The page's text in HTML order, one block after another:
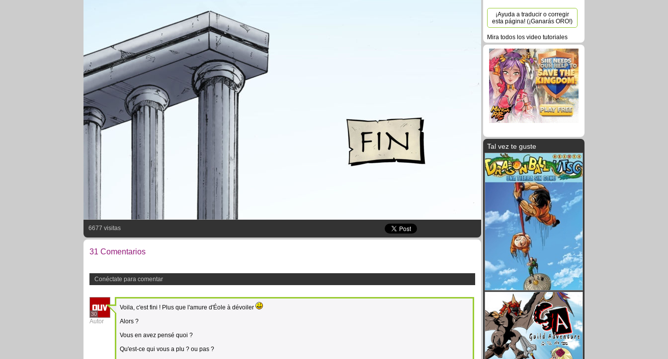
6677 visitas
31 Comentarios
Conéctate para comentar
30
Autor
Voila, c'est fini ! Plus que l'amure d'Éole à dévoiler
Alors ?
Vous en avez pensé quoi ?
Qu'est-ce qui vous a plu ? ou pas ?
¡Ayuda a traducir o corregir
esta página! (¡Ganarás ORO!)
Mira todos los video tutoriales
Tal vez te guste